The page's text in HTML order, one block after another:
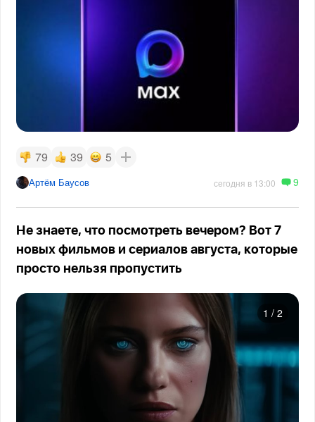
79 39 5
Артём Баусов сегодня в 13:00 9
Не знаете, что посмотреть вечером? Вот 7
новых фильмов и сериалов августа, которые
просто нельзя пропустить
1 / 2